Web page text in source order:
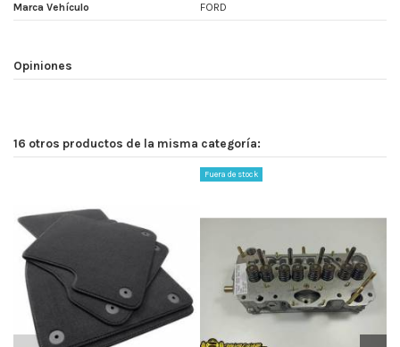
Marca Vehículo FORD
Opiniones
16 otros productos de la misma categoría:
Fuera de stock